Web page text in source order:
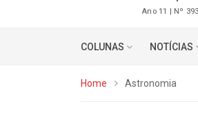
Ano 11 | Nº
COLUNAS NOTÍCIAS
Home Astronomia